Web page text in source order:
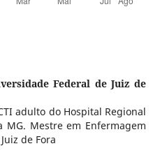
Federal de Juiz de
adulto do Hospital Regional
MG. Mestre em Enfermagem
de Fora